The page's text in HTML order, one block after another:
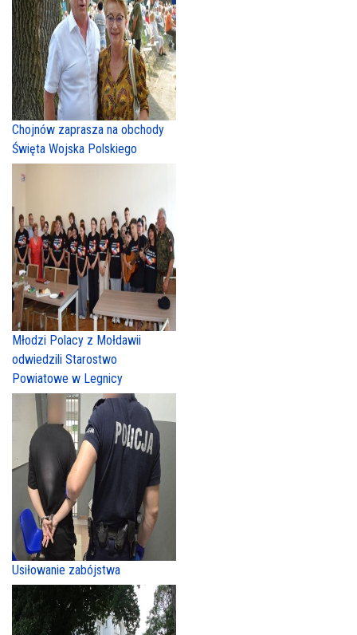
Chojnów zaprasza na obchody
Święta Wojska Polskiego
Młodzi Polacy z Mołdawii
odwiedzili Starostwo
Powiatowe w Legnicy
Usiłowanie zabójstwa